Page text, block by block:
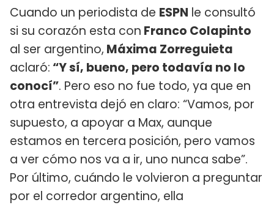
Cuando un periodista de ESPN le consultó
si su corazón esta con Franco Colapinto
al ser argentino, Máxima Zorreguieta
aclaró: “Y sí, bueno, pero todavía no lo
conocí”. Pero eso no fue todo, ya que en
otra entrevista dejó en claro: “Vamos, por
supuesto, a apoyar a Max, aunque
estamos en tercera posición, pero vamos
a ver cómo nos va a ir, uno nunca sabe”.
Por último, cuándo le volvieron a preguntar
por el corredor argentino, ella